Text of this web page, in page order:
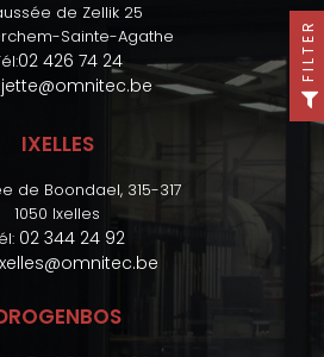
de Zellik 25
Sainte-Agathe
02 426 74 24
jette@omnitec.be
IXELLES
de Boondael, 315-317
1050 Ixelles
02 344 24 92
FILTER